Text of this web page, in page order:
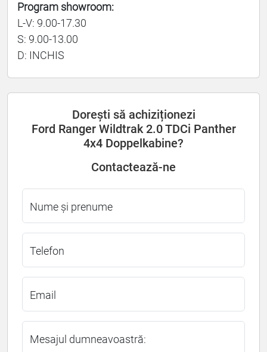
Program showroom:
L-V: 9.00-17.30
S: 9.00-13.00
D: INCHIS
Dorești să achiziționezi
Ford Ranger Wildtrak 2.0 TDCi Panther
4x4 Doppelkabine?
Contactează-ne
Nume și prenume
Telefon
Email
Mesajul dumneavoastră: